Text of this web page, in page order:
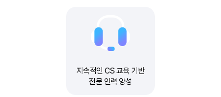
지속적인 CS 교육 기반
전문 인력 양성